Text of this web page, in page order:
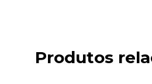
Produtos